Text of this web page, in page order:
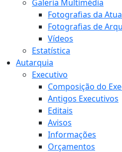
Galeria Multimédia
Fotografias da
Fotografias de
Vídeos
Estatística
Autarquia
Executivo
Composição do
Antigos Executivos
Editais
Avisos
Informações
Orçamentos